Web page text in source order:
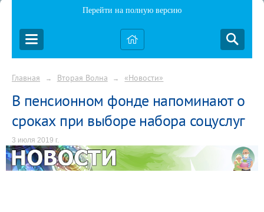
Перейти на полную версию
Главная → Вторая Волна → «Новости»
В пенсионном фонде напоминают о
сроках при выборе набора соцуслуг
3 июля 2019 г.